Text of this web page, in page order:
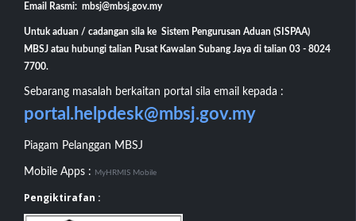
Email Rasmi: mbsj@mbsj.gov.my
Untuk aduan / cadangan sila ke Sistem Pengurusan Aduan (SISPAA)
MBSJ atau hubungi talian Pusat Kawalan Subang Jaya di talian 03 - 8024
7700.
Sebarang masalah berkaitan portal sila email kepada :
portal.helpdesk@mbsj.gov.my
Piagam Pelanggan MBSJ
Mobile Apps : MyHRMIS Mobile
Pengiktirafan :